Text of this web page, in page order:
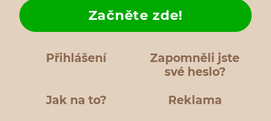
Přihlášení
Zapomněli jste
své heslo?
Jak na to?
Začněte zde!
Reklama